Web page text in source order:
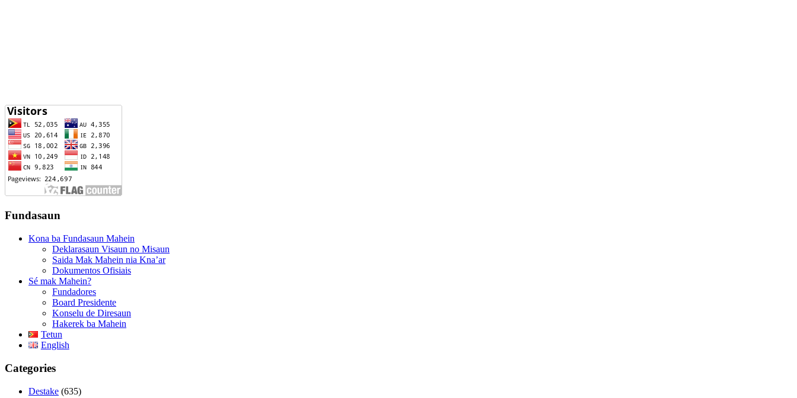
Fundasaun
Kona ba Fundasaun Mahein
Deklarasaun Visaun no Misaun
Saida Mak Mahein nia Kna’ar
Dokumentos Ofisiais
Sé mak Mahein?
Fundadores
Board Presidente
Konselu de Diresaun
Hakerek ba Mahein
Tetun
English
Categories
Destake (635)